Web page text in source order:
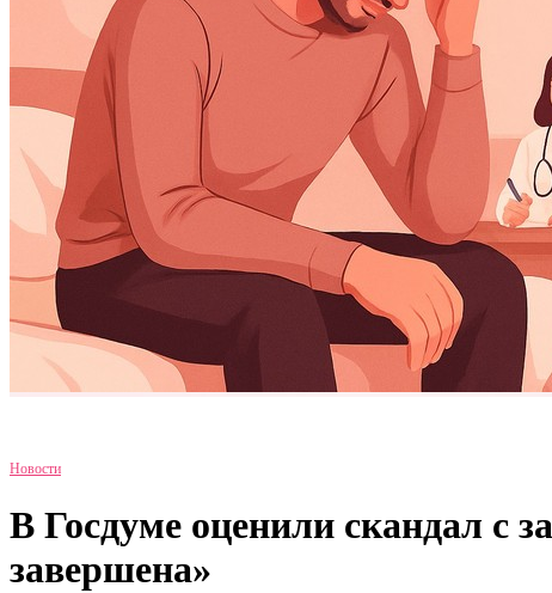
Новости
В Госдуме оценили скандал с
завершена»